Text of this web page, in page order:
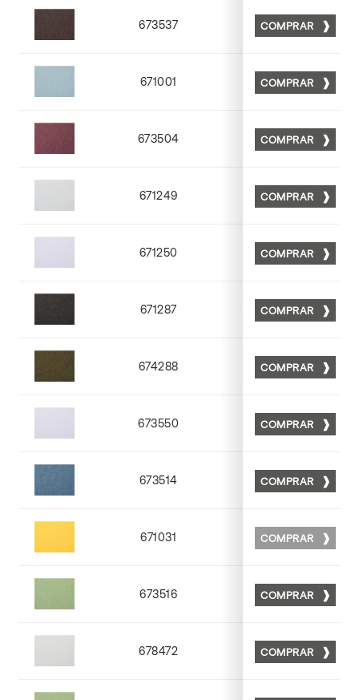
673537
Matt 37
COMPRAR
671001
Matt 01
COMPRAR
673504
Matt 04
COMPRAR
671249
Matt 49
COMPRAR
671250
Matt 50
COMPRAR
671287
Matt 87
COMPRAR
674288
Matt 88
COMPRAR
673550
Matt 50
COMPRAR
673514
Matt 14
COMPRAR
671031
Matt 31
COMPRAR
673516
Matt 16
COMPRAR
678472
Matt 72
COMPRAR